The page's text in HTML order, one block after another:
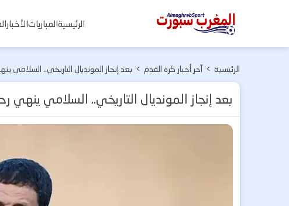
المغرب
الرئيسيةالمبارياتالأخبار
الرئيسية > آخر أخبار كرة القدم > بعد إنجاز المونديال التاريخي.. السلامي
بعد إنجاز المونديال التاريخي.. السلامي ينهي